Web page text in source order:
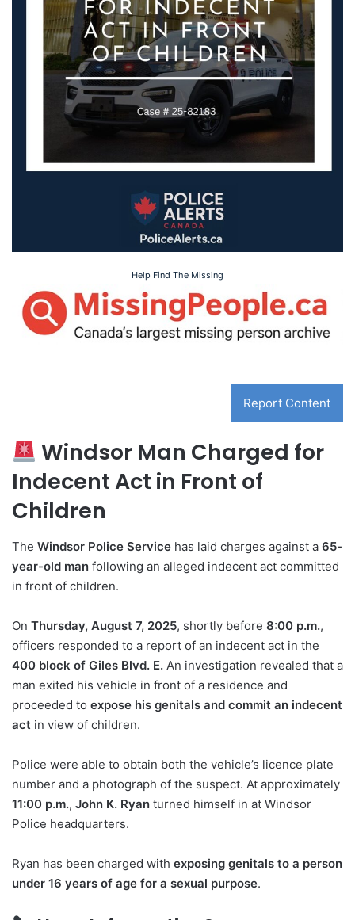
Help Find The Missing
Report Content
Windsor Man Charged for
Indecent Act in Front of
Children
The Windsor Police Service has laid charges against a 65-
year-old man following an alleged indecent act committed
in front of children.
On Thursday, August 7, 2025, shortly before 8:00 p.m.,
officers responded to a report of an indecent act in the
400 block of Giles Blvd. E. An investigation revealed that a
man exited his vehicle in front of a residence and
proceeded to expose his genitals and commit an indecent
act in view of children.
Police were able to obtain both the vehicle’s licence plate
number and a photograph of the suspect. At approximately
11:00 p.m., John K. Ryan turned himself in at Windsor
Police headquarters.
Ryan has been charged with exposing genitals to a person
under 16 years of age for a sexual purpose.